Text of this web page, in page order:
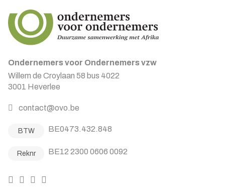
Ondernemers voor Ondernemers vzw
Willem de Croylaan 58 bus 4022
3001 Heverlee
contact@ovo.be
BTW BE0473.432.848
Reknr BE12 2300 0606 0092